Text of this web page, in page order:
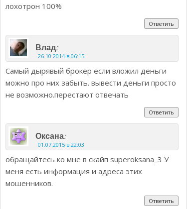
лохотрон 100%
Ответить
Влад:
26.10.2014 в 06:15
Самый дырявый брокер если вложил деньги
можно про них забыть. вывести деньги просто
не возможно.перестают отвечать
Ответить
Оксана:
01.07.2015 в 22:03
обращайтесь ко мне в скайп superoksana_3 У
меня есть информация и адреса этих
мошенников.
Ответить